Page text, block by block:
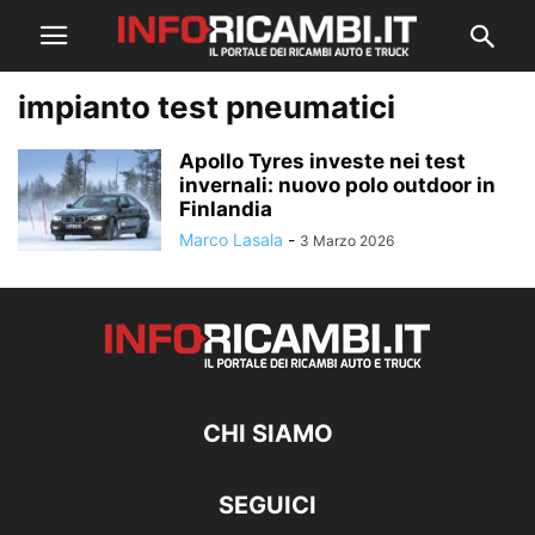
impianto test pneumatici
Apollo Tyres investe nei test
invernali: nuovo polo outdoor in
Finlandia
Marco Lasala - 3 Marzo 2026
CHI SIAMO
SEGUICI